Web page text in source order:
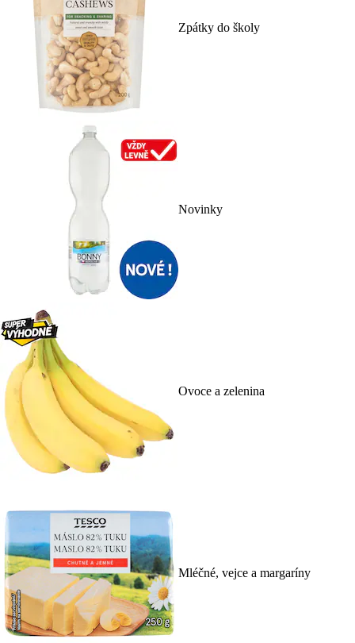
Zpátky do školy
Novinky
Ovoce a zelenina
Mléčné, vejce a margaríny